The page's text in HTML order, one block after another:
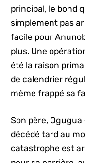
principal, le bond
simplement pas
facile pour
plus. Une
été la raison
de calendrier
même frappé sa
Son père, Ogugua
décédé tard au
catastrophe est